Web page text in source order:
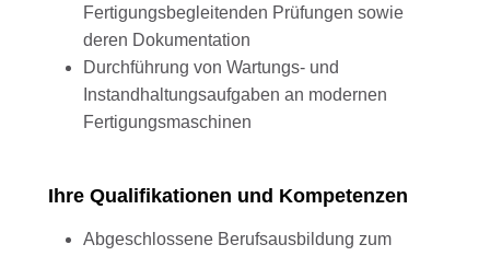
Fertigungsbegleitenden Prüfungen sowie
deren Dokumentation
Durchführung von Wartungs- und
Instandhaltungsaufgaben an modernen
Fertigungsmaschinen
Ihre Qualifikationen und Kompetenzen
Abgeschlossene Berufsausbildung zum